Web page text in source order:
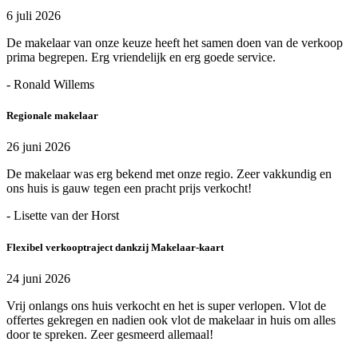
6 juli 2026
De makelaar van onze keuze heeft het samen doen van de verkoop
prima begrepen. Erg vriendelijk en erg goede service.
- Ronald Willems
Regionale makelaar
26 juni 2026
De makelaar was erg bekend met onze regio. Zeer vakkundig en
ons huis is gauw tegen een pracht prijs verkocht!
- Lisette van der Horst
Flexibel verkooptraject dankzij Makelaar-kaart
24 juni 2026
Vrij onlangs ons huis verkocht en het is super verlopen. Vlot de
offertes gekregen en nadien ook vlot de makelaar in huis om alles
door te spreken. Zeer gesmeerd allemaal!